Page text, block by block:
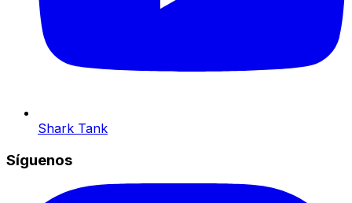
Shark Tank
Síguenos